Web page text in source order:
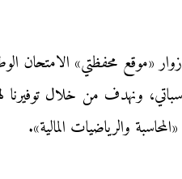
ونهدف من خلال توفيرنا
والرياضيات المالية».